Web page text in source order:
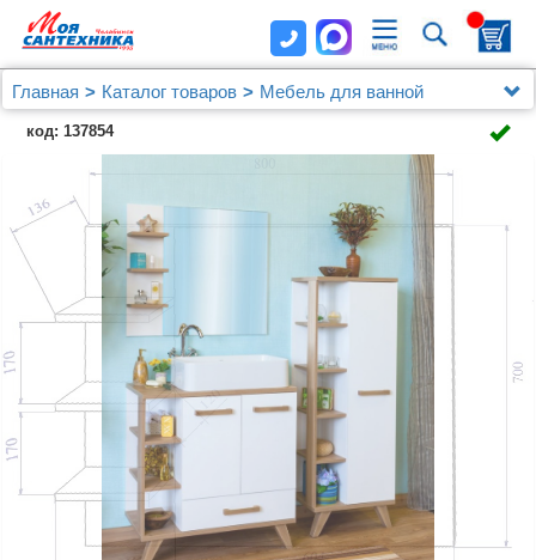
Главная Каталог товаров
Мебель для ванной
Зеркало Sanflor Ингрид 80 (Шв/Б)
код: 137854